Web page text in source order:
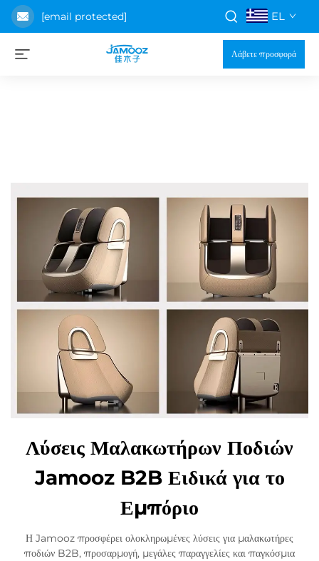
[email protected] EL
Λάβετε προσφορά
Λύσεις Μαλακωτήρων Ποδιών
Jamooz B2B Ειδικά για το
Εμπόριο
Η Jamooz προσφέρει ολοκληρωμένες λύσεις για μαλακωτήρες
ποδιών B2B, προσαρμογή, μεγάλες παραγγελίες και παγκόσμια